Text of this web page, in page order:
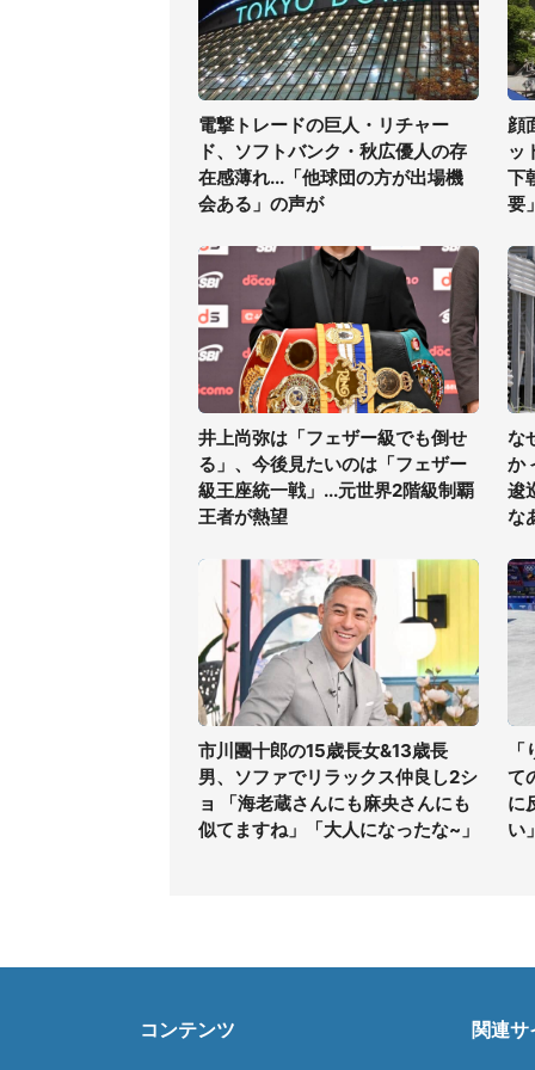
電撃トレードの巨人・リチャー
ド、ソフトバンク・秋広優人の存
在感薄れ...「他球団の方が出場機
会ある」の声が
顔
ッ
下
要
井上尚弥は「フェザー級でも倒せ
る」、今後見たいのは「フェザー
級王座統一戦」...元世界2階級制覇
王者が熱望
な
か
逡
な
市川團十郎の15歳長女&13歳長
男、ソファでリラックス仲良し2シ
ョ 「海老蔵さんにも麻央さんにも
似てますね」「大人になったな~」
て
に
い
コンテンツ 関連サ